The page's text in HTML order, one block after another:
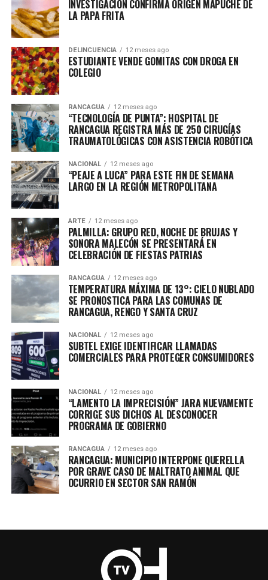
INVESTIGACIÓN CONFIRMA ORIGEN MAPUCHE DE
LA PAPA FRITA
DELINCUENCIA 12 meses ago
ESTUDIANTE VENDE GOMITAS CON DROGA EN
COLEGIO
RANCAGUA 12 meses ago
“TECNOLOGÍA DE PUNTA”: HOSPITAL DE
RANCAGUA REGISTRA MÁS DE 250 CIRUGÍAS
TRAUMATOLÓGICAS CON ASISTENCIA ROBÓTICA
NACIONAL 12 meses ago
“PEAJE A LUCA” PARA ESTE FIN DE SEMANA
LARGO EN LA REGIÓN METROPOLITANA
ARTE 12 meses ago
PALMILLA: GRUPO RED, NOCHE DE BRUJAS Y
SONORA MALECÓN SE PRESENTARÁ EN
CELEBRACIÓN DE FIESTAS PATRIAS
RANCAGUA 12 meses ago
TEMPERATURA MÁXIMA DE 13°: CIELO NUBLADO
SE PRONOSTICA PARA LAS COMUNAS DE
RANCAGUA, RENGO Y SANTA CRUZ
NACIONAL 12 meses ago
SUBTEL EXIGE IDENTIFICAR LLAMADAS
COMERCIALES PARA PROTEGER CONSUMIDORES
NACIONAL 12 meses ago
“LAMENTO LA IMPRECISIÓN” JARA NUEVAMENTE
CORRIGE SUS DICHOS AL DESCONOCER
PROGRAMA DE GOBIERNO
RANCAGUA 12 meses ago
RANCAGUA: MUNICIPIO INTERPONE QUERELLA
POR GRAVE CASO DE MALTRATO ANIMAL QUE
OCURRIO EN SECTOR SAN RAMÓN